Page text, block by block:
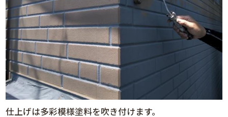
仕上げは多彩模様塗料を吹き付けます。